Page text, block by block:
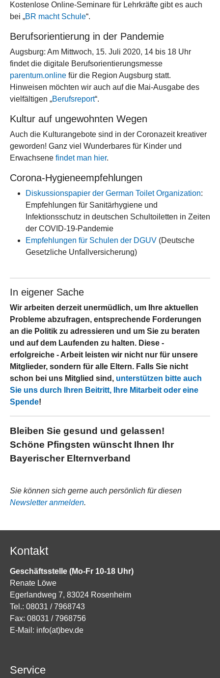
Kostenlose Online-Seminare für Lehrkräfte gibt es auch
bei „BR macht Schule“.
Berufsorientierung in der Pandemie
Augsburg: Am Mittwoch, 15. Juli 2020, 14 bis 18 Uhr
findet die digitale Berufsorientierungsmesse
parentum.online für die Region Augsburg statt.
Hinweisen möchten wir auch auf die Mai-Ausgabe des
vielfältigen „Berufsreport“.
Kultur auf ungewohnten Wegen
Auch die Kulturangebote sind in der Coronazeit kreativer
geworden! Ganz viel Wunderbares für Kinder und
Erwachsene findet man hier.
Corona-Hygieneempfehlungen
Diskussionspapier der German Toilet Organization:
Empfehlungen für Sanitärhygiene und
Infektionsschutz in deutschen Schultoiletten in Zeiten
der COVID-19-Pandemie
Empfehlungen für Schulen der DGUV (Deutsche
Gesetzliche Unfallversicherung)
In eigener Sache
Wir arbeiten derzeit unermüdlich, um Ihre aktuellen
Probleme abzufragen, entsprechende Forderungen
an die Politik zu adressieren und um Sie zu beraten
und auf dem Laufenden zu halten. Diese -
erfolgreiche - Arbeit leisten wir nicht nur für unsere
Mitglieder, sondern für alle Eltern. Falls Sie nicht
schon bei uns Mitglied sind, unterstützen bitte auch
Sie uns durch Ihren Beitritt, Ihre Mitarbeit oder eine
Spende!
Bleiben Sie gesund und gelassen!
Schöne Pfingsten wünscht Ihnen Ihr
Bayerischer Elternverband
Sie können sich gerne auch persönlich für diesen
Newsletter anmelden.
Kontakt
Geschäftsstelle (Mo-Fr 10-18 Uhr)
Renate Löwe
Egerlandweg 7, 83024 Rosenheim
Tel.: 08031 / 7968743
Fax: 08031 / 7968756
E-Mail: info(at)bev.de
Service